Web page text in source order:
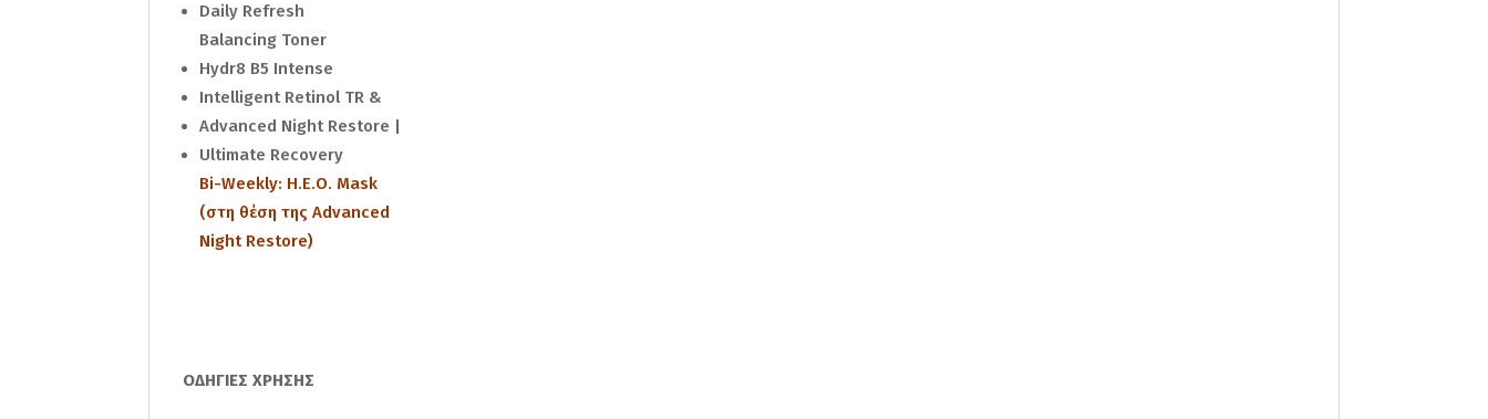
Daily Refresh
Balancing Toner
Hydr8 B5 Intense
Intelligent Retinol TR &
Advanced Night Restore |
Ultimate Recovery
Bi-Weekly: H.E.O. Mask
(στη θέση της Advanced
Night Restore)
ΟΔΗΓΙΕΣ ΧΡΗΣΗΣ